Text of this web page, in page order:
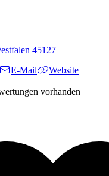
45127
E-Mail Website
vorhanden